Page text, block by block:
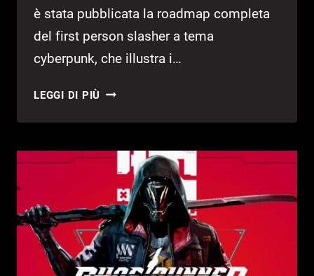
è stata pubblicata la roadmap completa
del first person slasher a tema
cyberpunk, che illustra i…
LEGGI DI PIÙ GHOSTRUNNER:
NEXT
ARRIVANO
AUTUNNO